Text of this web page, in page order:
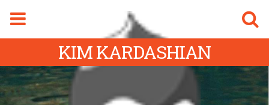
Magazine
Menu
Sigmalive
Φόρμα αναζήτησης
KIM KARDASHIAN